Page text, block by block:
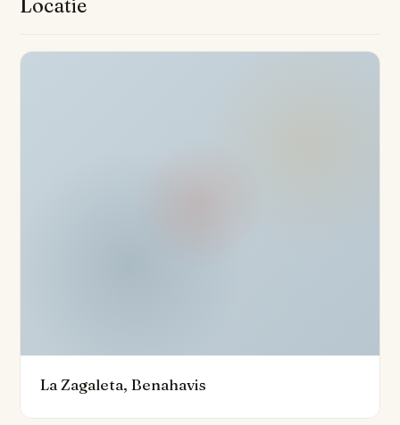
gastenappartement zorgt voor maximale flexibiliteit
voor bezoekers. De ruime kelder beschikt over een
volledig uitgeruste bioscoopruimte, een speeltuin, een
Locatie
La Zagaleta, Benahavis